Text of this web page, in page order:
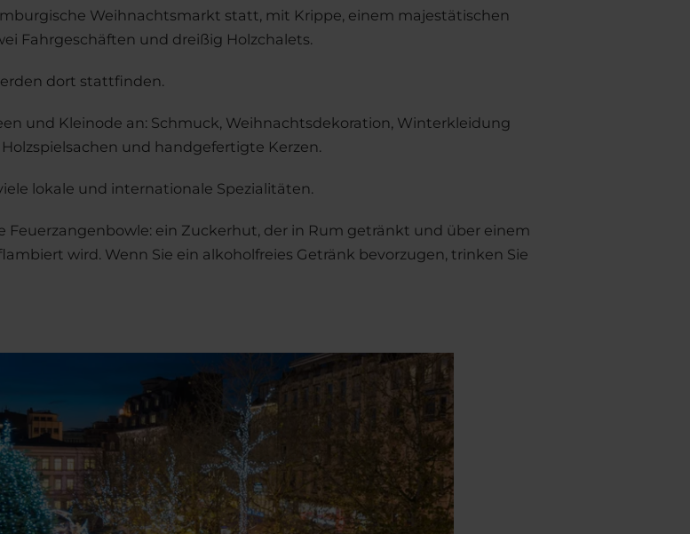
Weihnachtsmarkt statt, mit Krippe, einem majestätischen
Fahrgeschäften und dreißig Holzchalets.
dort stattfinden.
und Kleinode an: Schmuck, Weihnachtsdekoration, Winterkleidung
und handgefertigte Kerzen.
lokale und internationale Spezialitäten.
ein Zuckerhut, der in Rum getränkt und über einem
wird. Wenn Sie ein alkoholfreies Getränk bevorzugen, trinken Sie